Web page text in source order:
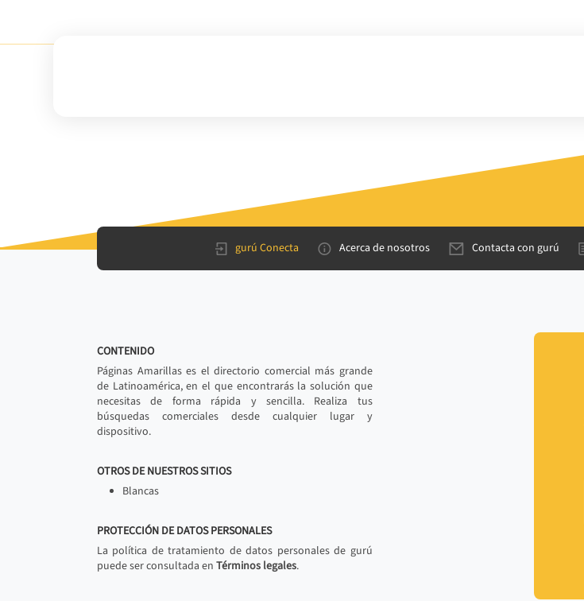
gurú Conecta Acerca de nosotros Contacta con gurú
CONTENIDO
Páginas Amarillas es el directorio comercial más grande
de Latinoamérica, en el que encontrarás la solución que
necesitas de forma rápida y sencilla. Realiza tus
búsquedas comerciales desde cualquier lugar y
dispositivo.
OTROS DE NUESTROS SITIOS
Blancas
PROTECCIÓN DE DATOS PERSONALES
La política de tratamiento de datos personales de gurú
puede ser consultada en Términos legales.